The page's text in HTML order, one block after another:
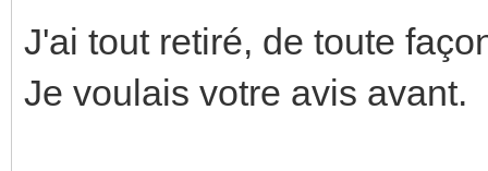
J'ai tout retiré, de toute
Je voulais votre avis avant.